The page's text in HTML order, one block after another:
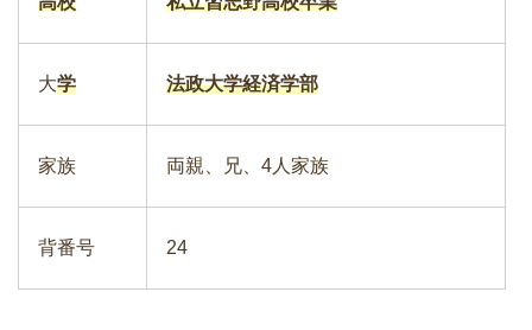
大学 法政大学経済学部
家族 両親、兄、4人家族
背番号 24